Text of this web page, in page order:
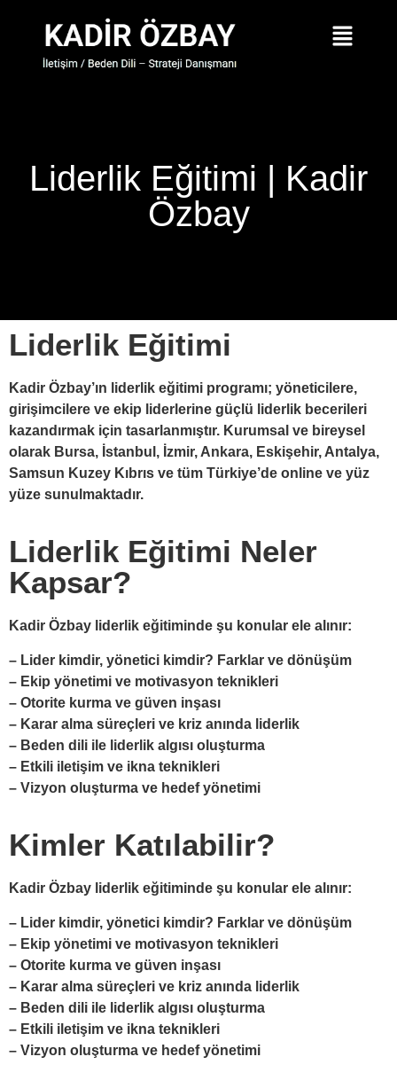
Liderlik Eğitimi | Kadir
Özbay
Liderlik Eğitimi
Kadir Özbay’ın liderlik eğitimi programı; yöneticilere,
girişimcilere ve ekip liderlerine güçlü liderlik becerileri
kazandırmak için tasarlanmıştır. Kurumsal ve bireysel
olarak Bursa, İstanbul, İzmir, Ankara, Eskişehir, Antalya,
Samsun Kuzey Kıbrıs ve tüm Türkiye’de online ve yüz
yüze sunulmaktadır.
Liderlik Eğitimi Neler
Kapsar?
Kadir Özbay liderlik eğitiminde şu konular ele alınır:
– Lider kimdir, yönetici kimdir? Farklar ve dönüşüm
– Ekip yönetimi ve motivasyon teknikleri
– Otorite kurma ve güven inşası
– Karar alma süreçleri ve kriz anında liderlik
– Beden dili ile liderlik algısı oluşturma
– Etkili iletişim ve ikna teknikleri
– Vizyon oluşturma ve hedef yönetimi
Kimler Katılabilir?
Kadir Özbay liderlik eğitiminde şu konular ele alınır:
– Lider kimdir, yönetici kimdir? Farklar ve dönüşüm
– Ekip yönetimi ve motivasyon teknikleri
– Otorite kurma ve güven inşası
– Karar alma süreçleri ve kriz anında liderlik
– Beden dili ile liderlik algısı oluşturma
– Etkili iletişim ve ikna teknikleri
– Vizyon oluşturma ve hedef yönetimi